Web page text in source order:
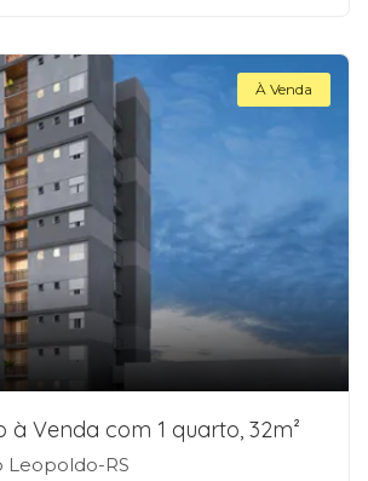
À Venda
Venda com 1 quarto, 32m²
Leopoldo-RS